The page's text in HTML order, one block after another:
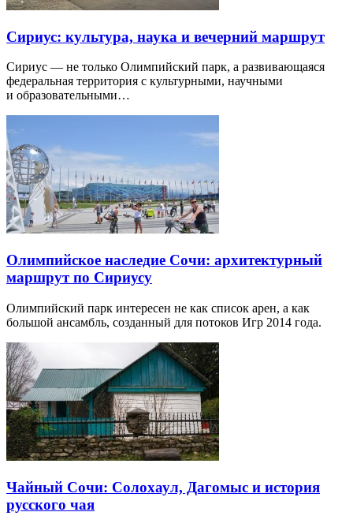
Сириус: культура, наука и вечерний маршрут
Сириус — не только Олимпийский парк, а развивающаяся
федеральная территория с культурными, научными
и образовательными…
Олимпийское наследие Сочи: архитектурный
маршрут по Сириусу
Олимпийский парк интересен не как список арен, а как
большой ансамбль, созданный для потоков Игр 2014 года.
Чайный Сочи: Солохаул, Дагомыс и история
русского чая